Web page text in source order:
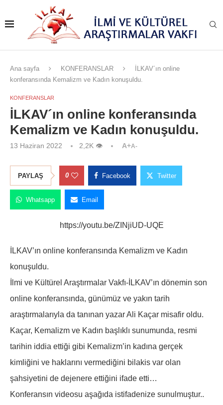
Ana sayfa KONFERANSLAR
İLKAV´ın online
konferansında Kemalizm ve Kadın konuşuldu.
KONFERANSLAR
İLKAV´ın online konferansında
Kemalizm ve Kadın konuşuldu.
13 Haziran 2022 2,2K 👁 A+A-
PAYLAŞ 0 Facebook Twitter
Whatsapp Email
https://youtu.be/ZINjiUD-UQE
İLKAV’ın online konferansında Kemalizm ve Kadın
konuşuldu.
İlmi ve Kültürel Araştırmalar Vakfı-İLKAV’ın dönemin son
online konferansında, günümüz ve yakın tarih
araştırmalarıyla da tanınan yazar Ali Kaçar misafir oldu.
Kaçar, Kemalizm ve Kadın başlıklı sunumunda, resmi
tarihin iddia ettiği gibi Kemalizm’in kadına gerçek
kimliğini ve haklarını vermediğini bilakis var olan
şahsiyetini de dejenere ettiğini ifade etti…
Konferansın videosu aşağıda istifadenize sunulmuştur..